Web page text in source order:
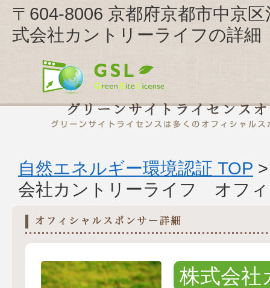
〒604-8006 京都府京都市中京
式会社カントリーライフの詳細
自然エネルギー環境認証 TOP
会社カントリーライフ オフ
株式会社